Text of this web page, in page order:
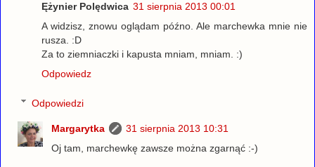
Ężynier Polędwica 31 sierpnia 2013 00:01
A widzisz, znowu oglądam późno. Ale marchewka mnie nie
rusza. :D
Za to ziemniaczki i kapusta mniam, mniam. :)
Odpowiedz
Odpowiedzi
Margarytka
31 sierpnia 2013 10:31
Oj tam, marchewkę zawsze można zgarnąć :-)